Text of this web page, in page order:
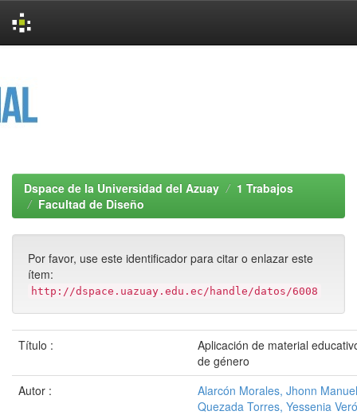
Dspace de la Universidad del Azuay
1 Trabajos
Facultad de Diseño
Por favor, use este identificador para citar o enlazar este
ítem:
http://dspace.uazuay.edu.ec/handle/datos/6008
Título :
Aplicación de material
de género
Autor :
Alarcón Morales, Jhonn Manuel
Quezada Torres, Yessenia